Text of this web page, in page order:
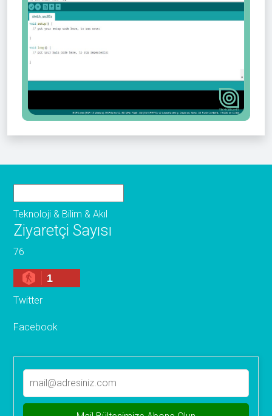
Teknoloji & Bilim & Akıl
Ziyaretçi Sayısı
76
1
Twitter
Facebook